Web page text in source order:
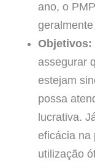
ano, o
Objetivos:
assegurar
estejam
possa
lucrativa.
eficácia na
utilização